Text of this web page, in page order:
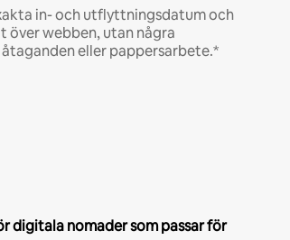
in- och utflyttningsdatum och
över webben, utan några
eller pappersarbete.*
digitala nomader som passar för